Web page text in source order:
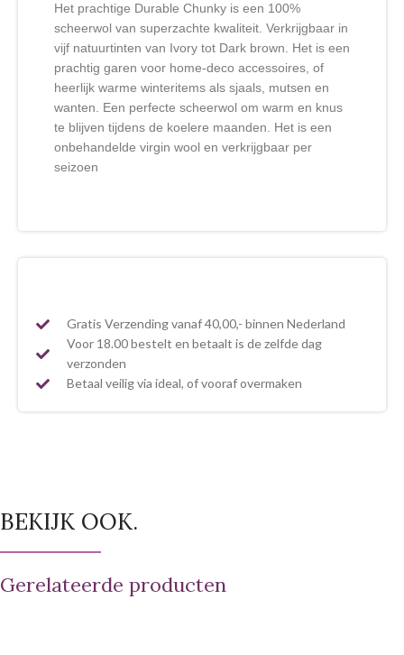
Het prachtige Durable Chunky is een 100%
scheerwol van superzachte kwaliteit. Verkrijgbaar in
vijf natuurtinten van Ivory tot Dark brown. Het is een
prachtig garen voor home-deco accessoires, of
heerlijk warme winteritems als sjaals, mutsen en
wanten. Een perfecte scheerwol om warm en knus
te blijven tijdens de koelere maanden. Het is een
onbehandelde virgin wool en verkrijgbaar per
seizoen
Gratis Verzending vanaf 40,00,- binnen Nederland
Voor 18.00 bestelt en betaalt is de zelfde dag
verzonden
Betaal veilig via ideal, of vooraf overmaken
BEKIJK OOK.
Gerelateerde producten